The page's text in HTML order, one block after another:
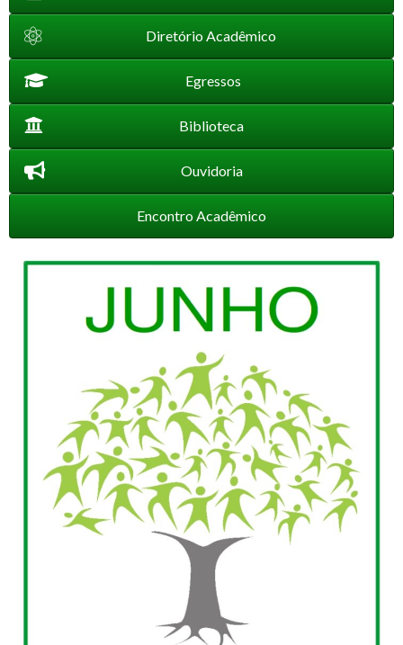
Diretório Acadêmico
Egressos
Biblioteca
Ouvidoria
Encontro Acadêmico